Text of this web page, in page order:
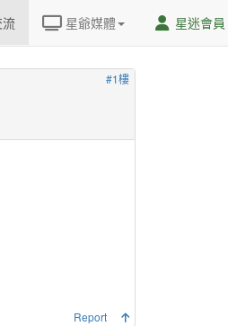
星爺媒體 星迷會員
#1樓
Report